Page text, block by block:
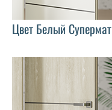
Цвет Белый Супермат